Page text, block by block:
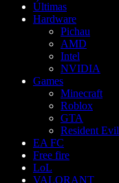
Últimas
Hardware
Pichau
AMD
Intel
NVIDIA
Games
Minecraft
Roblox
GTA
Resident Evil
EA FC
Free fire
LoL
VALORANT